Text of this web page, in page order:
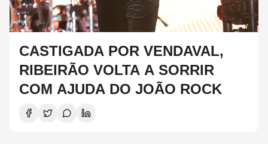
CASTIGADA POR VENDAVAL,
RIBEIRÃO VOLTA A SORRIR
COM AJUDA DO JOÃO ROCK